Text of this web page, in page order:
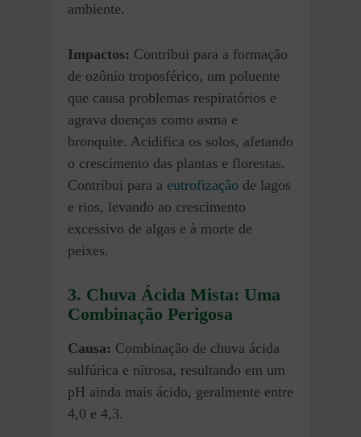
ambiente.
Impactos: Contribui para a formação
de ozônio troposférico, um poluente
que causa problemas respiratórios e
agrava doenças como asma e
bronquite. Acidifica os solos, afetando
o crescimento das plantas e florestas.
Contribui para a eutrofização de lagos
e rios, levando ao crescimento
excessivo de algas e à morte de
peixes.
3. Chuva Ácida Mista: Uma
Combinação Perigosa
Causa: Combinação de chuva ácida
sulfúrica e nitrosa, resultando em um
pH ainda mais ácido, geralmente entre
4,0 e 4,3.